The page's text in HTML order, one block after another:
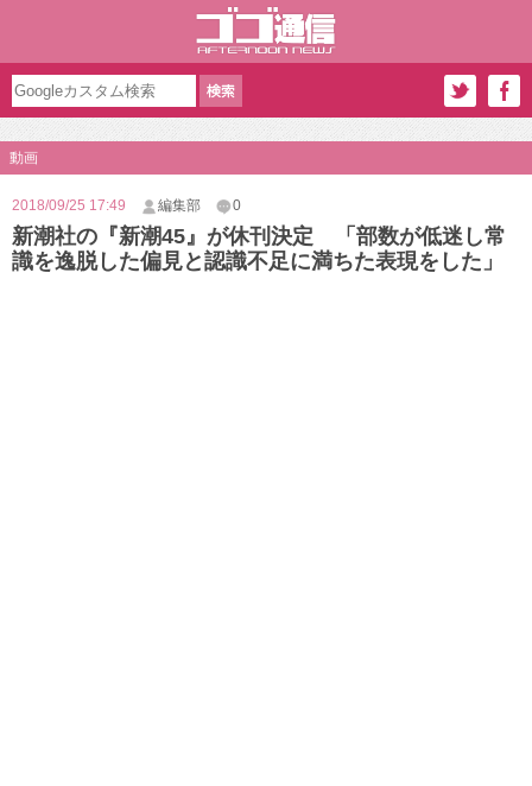
動画
2018/09/25 17:49 編集部 0
新潮社の『新潮45』が休刊決定 「部数が低迷し常
識を逸脱した偏見と認識不足に満ちた表現をした」